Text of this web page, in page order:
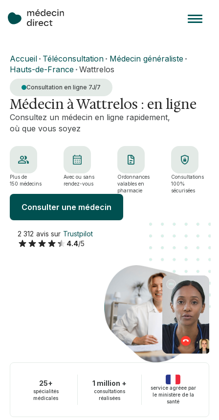
Accueil • Téléconsultation • Médecin généraliste•
Hauts-de-France •Wattrelos
Consultation en ligne 7J/7
Médecin à Wattrelos : en ligne
Consultez un médecin en ligne rapidement,
où que vous soyez
Plus de
150 médecins
Avec ou sans
rendez-vous
Ordonnances
valables en
pharmacie
Consultations
100%
sécurisées
Consulter une médecin
2 312 avis sur Trustpilot
4.4/5
25+
spécialités
médicales
1 million +
consultations
réalisées
service agréee par
le ministère de la
santé